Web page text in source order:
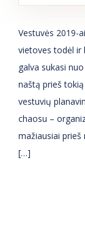
Vestuvės 2019-
vietoves todėl ir
galva sukasi
naštą prieš
vestuvių
chaosu –
mažiausiai
[…]